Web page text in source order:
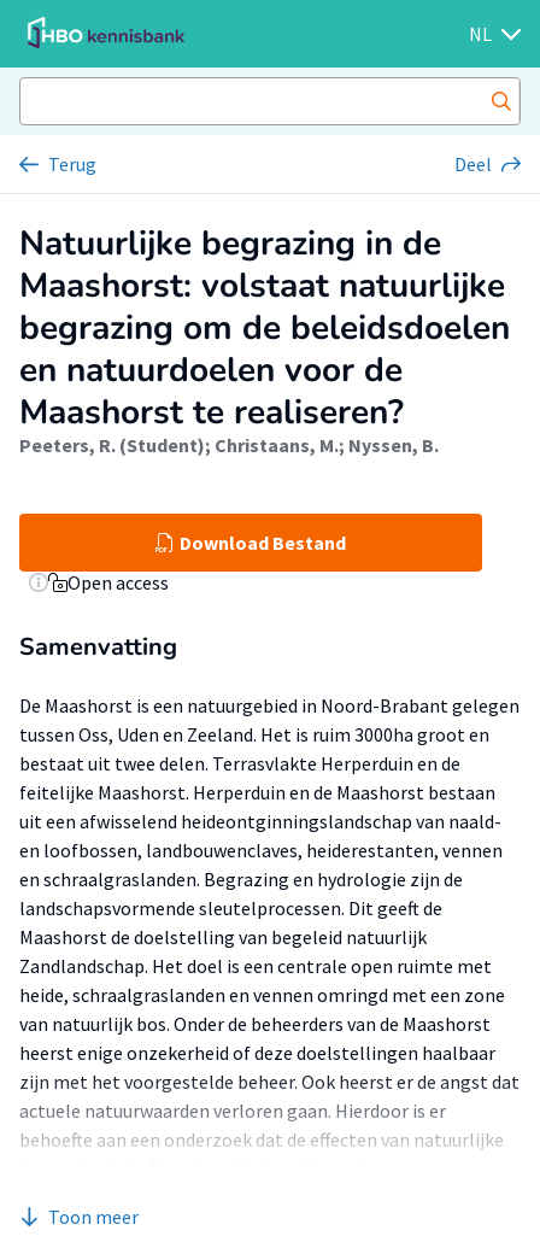
NL
Terug Deel
Natuurlijke begrazing in de
Maashorst: volstaat natuurlijke
begrazing om de beleidsdoelen
en natuurdoelen voor de
Maashorst te realiseren?
Peeters, R. (Student); Christaans, M.; Nyssen, B.
Download Bestand
Open access
Samenvatting
De Maashorst is een natuurgebied in Noord-Brabant gelegen
tussen Oss, Uden en Zeeland. Het is ruim 3000ha groot en
bestaat uit twee delen. Terrasvlakte Herperduin en de
feitelijke Maashorst. Herperduin en de Maashorst bestaan
uit een afwisselend heideontginningslandschap van naald-
en loofbossen, landbouwenclaves, heiderestanten, vennen
en schraalgraslanden. Begrazing en hydrologie zijn de
landschapsvormende sleutelprocessen. Dit geeft de
Maashorst de doelstelling van begeleid natuurlijk
Zandlandschap. Het doel is een centrale open ruimte met
heide, schraalgraslanden en vennen omringd met een zone
van natuurlijk bos. Onder de beheerders van de Maashorst
heerst enige onzekerheid of deze doelstellingen haalbaar
zijn met het voorgestelde beheer. Ook heerst er de angst dat
actuele natuurwaarden verloren gaan. Hierdoor is er
behoefte aan een onderzoek dat de effecten van natuurlijke
Toon meer